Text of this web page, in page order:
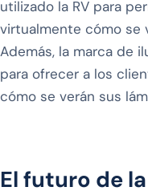
utilizado la RV para
virtualmente cómo se
Además, la marca de
para ofrecer a los
cómo se verán sus
El futuro de